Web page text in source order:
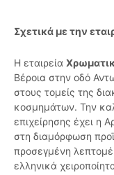
Σχετικά με την
Η εταιρεία
Βέροια στην οδό
στους τομείς της
κοσμημάτων. Την
επιχείρησης έχει η
στη διαμόρφωση
προσεγμένη
ελληνικά